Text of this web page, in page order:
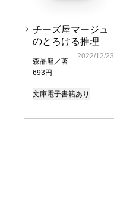
チーズ屋マージュ
のとろける推理
森晶麿／著
693円
2022/12/23
文庫電子書籍あり